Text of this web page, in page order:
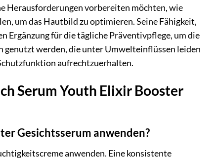
Herausforderungen vorbereiten möchten, wie
um das Hautbild zu optimieren. Seine Fähigkeit,
Ergänzung für die tägliche Präventivpflege, um die
genutzt werden, die unter Umwelteinflüssen leiden
aufrechtzuerhalten.
Serum Youth Elixir Booster
Gesichtsserum anwenden?
anwenden. Eine konsistente